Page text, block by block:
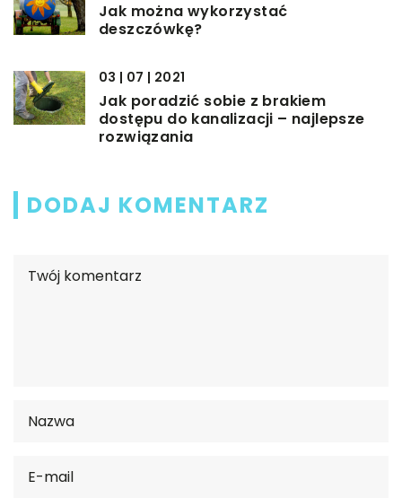
Jak można wykorzystać
deszczówkę?
03 | 07 | 2021
Jak poradzić sobie z brakiem
dostępu do kanalizacji – najlepsze
rozwiązania
DODAJ KOMENTARZ